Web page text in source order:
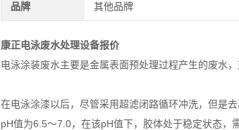
品牌 其他品牌
康正电泳废水处理设备报价
电泳涂装废水主要是金属表面预处理过程产生的废水
在电泳涂漆以后，尽管采用超滤闭路循环冲洗，但是
pH值为6.5～7.0，在该pH值下，胶体处于稳定状态，